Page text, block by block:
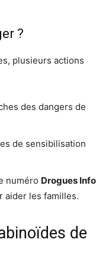
?
plusieurs actions
des dangers de
de sensibilisation
numéro Drogues Info
aider les familles.
de